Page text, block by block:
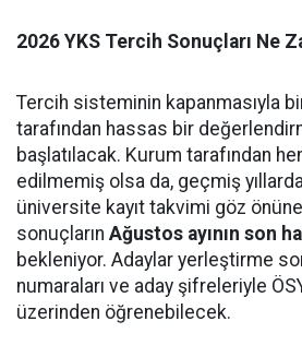
2026 YKS Tercih Sonuçları Ne
Tercih sisteminin kapanmasıyla
tarafından hassas bir
başlatılacak. Kurum tarafından
edilmemiş olsa da, geçmiş
üniversite kayıt takvimi göz önüne
sonuçların Ağustos ayının son
bekleniyor. Adaylar yerleştirme
numaraları ve aday şifreleriyle
üzerinden öğrenebilecek.